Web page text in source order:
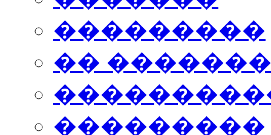
���������
��
���������